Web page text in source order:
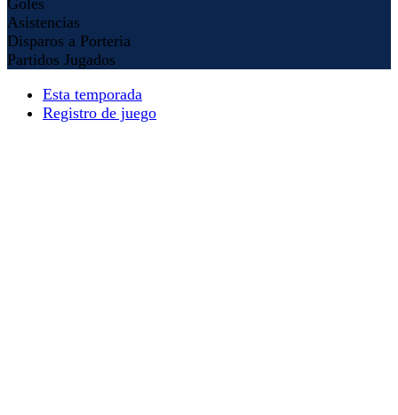
Goles
Asistencias
Disparos a Porteria
Partidos Jugados
Esta temporada
Registro de juego